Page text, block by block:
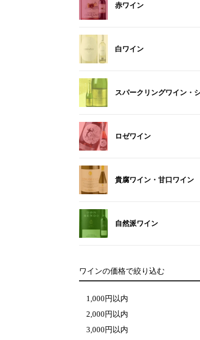
赤ワイン
白ワイン
スパークリングワイン・
ロゼワイン
貴腐ワイン・甘口ワイン
自然派ワイン
ワインの価格で絞り込む
1,000円以内
2,000円以内
3,000円以内